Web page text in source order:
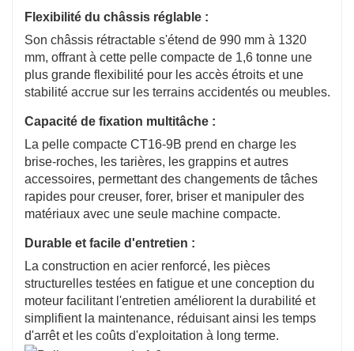
Flexibilité du châssis réglable :
Son châssis rétractable s'étend de 990 mm à 1320
mm, offrant à cette pelle compacte de 1,6 tonne une
plus grande flexibilité pour les accès étroits et une
stabilité accrue sur les terrains accidentés ou meubles.
Capacité de fixation multitâche :
La pelle compacte CT16-9B prend en charge les
brise-roches, les tarières, les grappins et autres
accessoires, permettant des changements de tâches
rapides pour creuser, forer, briser et manipuler des
matériaux avec une seule machine compacte.
Durable et facile d'entretien :
La construction en acier renforcé, les pièces
structurelles testées en fatigue et une conception du
moteur facilitant l'entretien améliorent la durabilité et
simplifient la maintenance, réduisant ainsi les temps
d'arrêt et les coûts d'exploitation à long terme.